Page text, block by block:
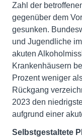
Zahl der
gegenüber dem
gesunken.
und Jugendliche
akuten
Krankenhäusern
Prozent weniger
Rückgang
2023 den
aufgrund einer
Selbstgestaltete